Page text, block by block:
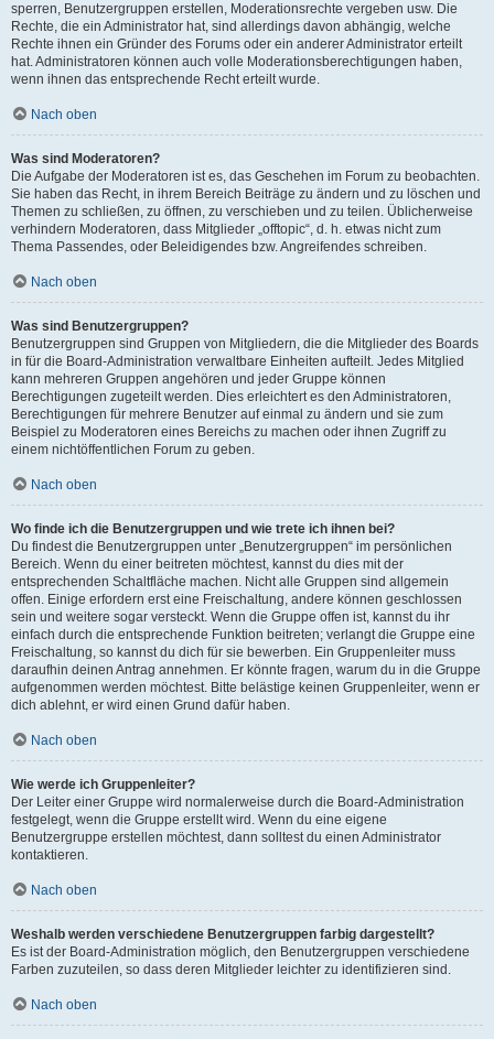
sperren, Benutzergruppen erstellen, Moderationsrechte vergeben usw. Die
Rechte, die ein Administrator hat, sind allerdings davon abhängig, welche
Rechte ihnen ein Gründer des Forums oder ein anderer Administrator erteilt
hat. Administratoren können auch volle Moderationsberechtigungen haben,
wenn ihnen das entsprechende Recht erteilt wurde.
Nach oben
Was sind Moderatoren?
Die Aufgabe der Moderatoren ist es, das Geschehen im Forum zu beobachten.
Sie haben das Recht, in ihrem Bereich Beiträge zu ändern und zu löschen und
Themen zu schließen, zu öffnen, zu verschieben und zu teilen. Üblicherweise
verhindern Moderatoren, dass Mitglieder „offtopic“, d. h. etwas nicht zum
Thema Passendes, oder Beleidigendes bzw. Angreifendes schreiben.
Nach oben
Was sind Benutzergruppen?
Benutzergruppen sind Gruppen von Mitgliedern, die die Mitglieder des Boards
in für die Board-Administration verwaltbare Einheiten aufteilt. Jedes Mitglied
kann mehreren Gruppen angehören und jeder Gruppe können
Berechtigungen zugeteilt werden. Dies erleichtert es den Administratoren,
Berechtigungen für mehrere Benutzer auf einmal zu ändern und sie zum
Beispiel zu Moderatoren eines Bereichs zu machen oder ihnen Zugriff zu
einem nichtöffentlichen Forum zu geben.
Nach oben
Wo finde ich die Benutzergruppen und wie trete ich ihnen bei?
Du findest die Benutzergruppen unter „Benutzergruppen“ im persönlichen
Bereich. Wenn du einer beitreten möchtest, kannst du dies mit der
entsprechenden Schaltfläche machen. Nicht alle Gruppen sind allgemein
offen. Einige erfordern erst eine Freischaltung, andere können geschlossen
sein und weitere sogar versteckt. Wenn die Gruppe offen ist, kannst du ihr
einfach durch die entsprechende Funktion beitreten; verlangt die Gruppe eine
Freischaltung, so kannst du dich für sie bewerben. Ein Gruppenleiter muss
daraufhin deinen Antrag annehmen. Er könnte fragen, warum du in die Gruppe
aufgenommen werden möchtest. Bitte belästige keinen Gruppenleiter, wenn er
dich ablehnt, er wird einen Grund dafür haben.
Nach oben
Wie werde ich Gruppenleiter?
Der Leiter einer Gruppe wird normalerweise durch die Board-Administration
festgelegt, wenn die Gruppe erstellt wird. Wenn du eine eigene
Benutzergruppe erstellen möchtest, dann solltest du einen Administrator
kontaktieren.
Nach oben
Weshalb werden verschiedene Benutzergruppen farbig dargestellt?
Es ist der Board-Administration möglich, den Benutzergruppen verschiedene
Farben zuzuteilen, so dass deren Mitglieder leichter zu identifizieren sind.
Nach oben